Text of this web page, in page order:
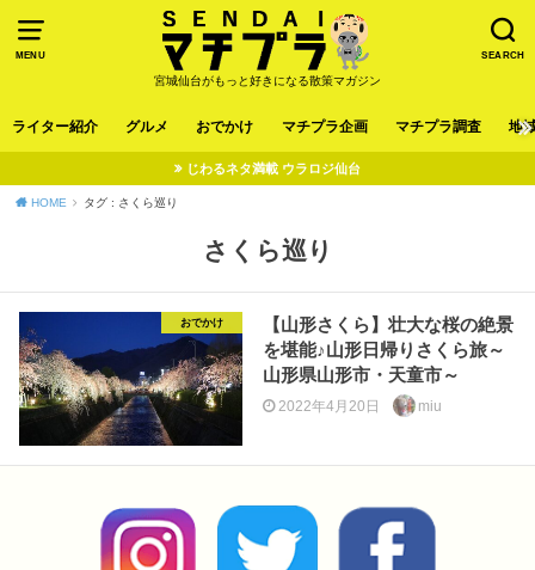
MENU SEARCH
宮城仙台がもっと好きになる散策マガジン
ライター紹介 グルメ おでかけ マチプラ企画 マチプラ調査 地
じわるネタ満載 ウラロジ仙台
HOME タグ : さくら巡り
さくら巡り
おでかけ
【山形さくら】壮大な桜の絶景
を堪能♪山形日帰りさくら旅～
山形県山形市・天童市～
2022年4月20日 miu